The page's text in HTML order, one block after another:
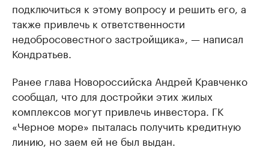
подключиться к этому вопросу и решить его, а
также привлечь к ответственности
недобросовестного застройщика», — написал
Кондратьев.
Ранее глава Новороссийска Андрей Кравченко
сообщал, что для достройки этих жилых
комплексов могут привлечь инвестора. ГК
«Черное море» пыталась получить кредитную
линию, но заем ей не был выдан.